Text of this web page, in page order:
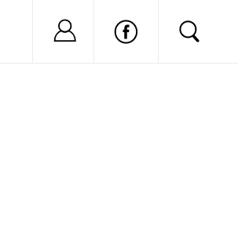
Nu ai cont?